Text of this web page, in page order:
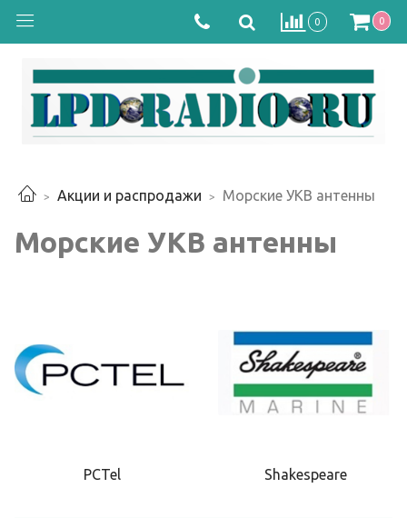
0 0
Акции и распродажи Морские УКВ антенны
Морские УКВ антенны
PCTel Shakespeare